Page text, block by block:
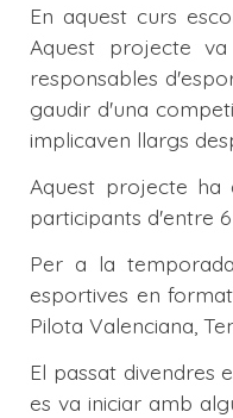
En aquest curs
Aquest projecte
responsables
gaudir d'una
implicaven llargs
Aquest projecte ha
participants d'entre
Per a la
esportives en
Pilota Valenciana,
El passat divendres
es va iniciar amb